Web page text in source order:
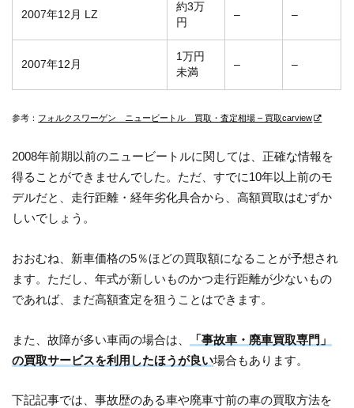
2007年12月 LZ
約3万
円
– –
2007年12月
1万円
未満
– –
参考： フォルクスワーゲン ニュービートル 買取・査定相場 – 買取carview
2008年前期以前のニュービートルに関しては、正確な情報を
得ることができませんでした。ただ、すでに10年以上前のモ
デルだと、走行距離・経年劣化具合から、高額買取はむずか
しいでしょう。
おおむね、新車価格の5％ほどの買取額になることが予想され
ます。ただし、年式が新しいものかつ走行距離が少ないもの
であれば、まだ高額査定を狙うことはできます。
また、故障が多い車両の場合は、
「事故車・廃車買取専門」
の買取サービスを利用したほうが良い場合もあります。
下記記事では、事故歴のある車や廃車寸前の車の買取方法を